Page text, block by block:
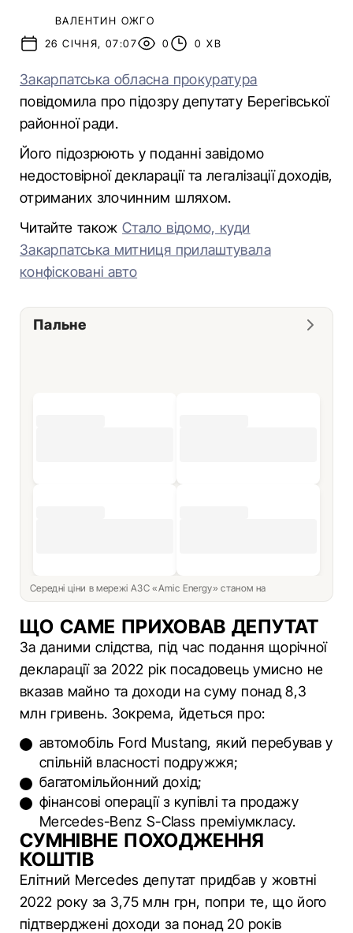
ВАЛЕНТИН ОЖГО
26 СІЧНЯ, 07:07
0 0 ХВ
Закарпатська обласна прокуратура
повідомила про підозру депутату Берегівської
районної ради.
Його підозрюють у поданні завідомо
недостовірної декларації та легалізації доходів,
отриманих злочинним шляхом.
Читайте такожСтало відомо, куди
Закарпатська митниця прилаштувала
конфісковані авто
Пальне
Середні ціни в мережі АЗС «Amic Energy» станом на
ЩО САМЕ ПРИХОВАВ ДЕПУТАТ
За даними слідства, під час подання щорічної
декларації за 2022 рік посадовець умисно не
вказав майно та доходи на суму понад 8,3
млн гривень. Зокрема, йдеться про:
автомобіль Ford Mustang, який перебував у
спільній власності подружжя;
багатомільйонний дохід;
фінансові операції з купівлі та продажу
Mercedes-Benz S-Class преміумкласу.
СУМНІВНЕ ПОХОДЖЕННЯ
КОШТІВ
Елітний Mercedes депутат придбав у жовтні
2022 року за 3,75 млн грн, попри те, що його
підтверджені доходи за понад 20 років